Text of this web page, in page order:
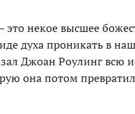
это некое высшее
духа проникать в
Джоан Роулинг всю
она потом